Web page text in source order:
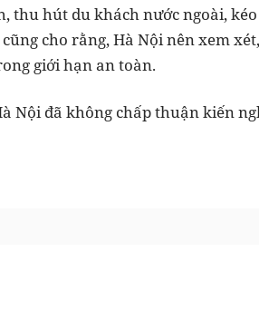
thu hút du khách nước ngoài,
cho rằng, Hà Nội nên xem
giới hạn an toàn.
Nội đã không chấp thuận kiến